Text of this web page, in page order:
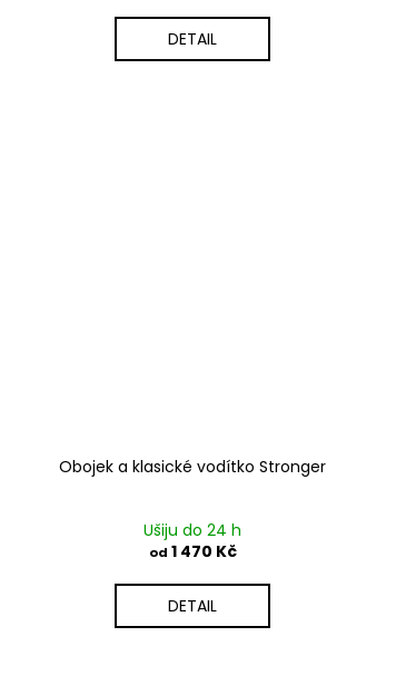
DETAIL
Obojek a klasické vodítko Stronger
Ušiju do 24 h
od 1 470 Kč
DETAIL